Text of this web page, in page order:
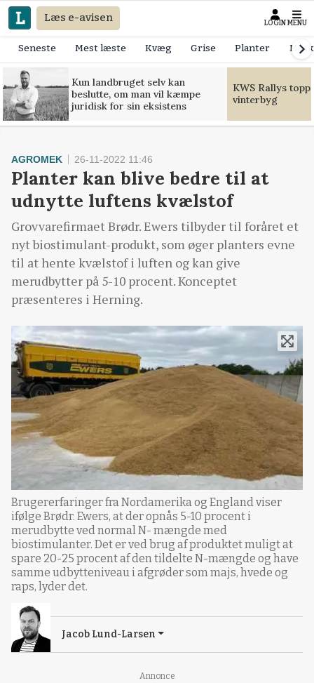
Læs e-avisen LOGIN MENU
Seneste Mest læste Kvæg Grise Planter
Kun landbruget selv kan
beslutte, om man vil kæmpe
juridisk for sin eksistens
KWS Rallys
vinterbyg
Annonce
AGROMEK 26-11-2022 11:46
Planter kan blive bedre til at
udnytte luftens kvælstof
Grovvarefirmaet Brødr. Ewers tilbyder til foråret et
nyt biostimulant-produkt, som øger planters evne
til at hente kvælstof i luften og kan give
merudbytter på 5-10 procent. Konceptet
præsenteres i Herning.
Brugererfaringer fra Nordamerika og England viser
ifølge Brødr. Ewers, at der opnås 5-10 procent i
merudbytte ved normal N- mængde med
biostimulanter. Det er ved brug af produktet muligt at
spare 20-25 procent af den tildelte N-mængde og have
samme udbytteniveau i afgrøder som majs, hvede og
raps, lyder det.
Jacob Lund-Larsen